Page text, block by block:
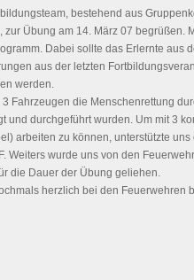
bestehend aus
zur Übung am 14. März 07 begrüßen.
Dabei sollte das Erlernte aus
aus der letzten
werden.
Fahrzeugen die Menschenrettung
und durchgeführt wurden. Um mit 3
arbeiten zu können, unterstützte
Weiters wurde uns von den
die Dauer der Übung geliehen.
herzlich bei den Feuerwehren